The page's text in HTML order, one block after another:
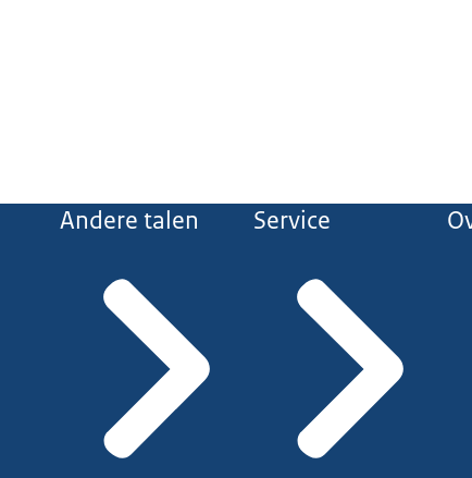
Andere talen Service